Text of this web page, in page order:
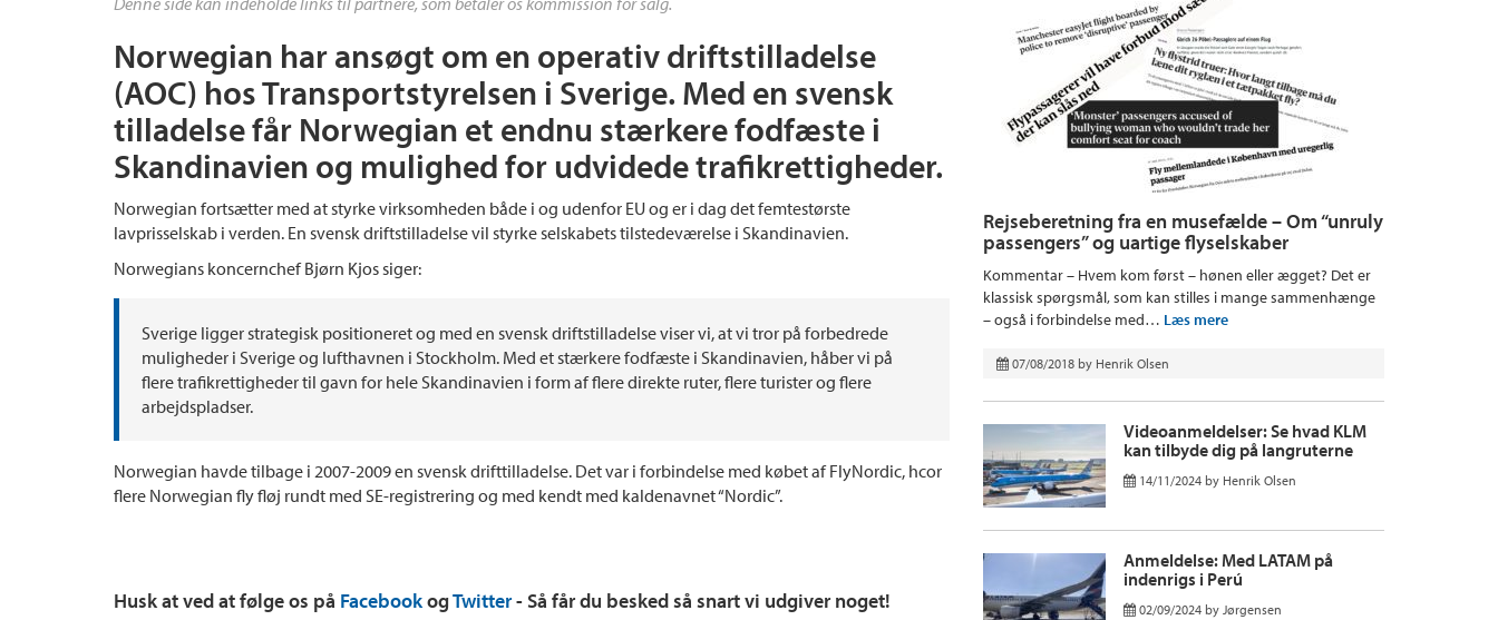
Norwegian har ansøgt om en operativ driftstilladelse
(AOC) hos Transportstyrelsen i Sverige. Med en svensk
tilladelse får Norwegian et endnu stærkere fodfæste i
Skandinavien og mulighed for udvidede trafikrettigheder.
Norwegian fortsætter med at styrke virksomheden både i og udenfor EU og er i dag det femtestørste
lavprisselskab i verden. En svensk driftstilladelse vil styrke selskabets tilstedeværelse i Skandinavien.
Norwegians koncernchef Bjørn Kjos siger:
Sverige ligger strategisk positioneret og med en svensk driftstilladelse viser vi, at vi tror på forbedrede
muligheder i Sverige og lufthavnen i Stockholm. Med et stærkere fodfæste i Skandinavien, håber vi på
flere trafikrettigheder til gavn for hele Skandinavien i form af flere direkte ruter, flere turister og flere
arbejdspladser.
Norwegian havde tilbage i 2007-2009 en svensk drifttilladelse. Det var i forbindelse med købet af FlyNordic, hcor
flere Norwegian fly fløj rundt med SE-registrering og med kendt med kaldenavnet “Nordic”.
Husk at ved at følge os på FacebookogTwitter- Så får du besked så snart vi udgiver noget!
Rejseberetning fra en musefælde – Om “unruly
passengers” og uartige flyselskaber
Kommentar – Hvem kom først – hønen eller ægget? Det er
klassisk spørgsmål, som kan stilles i mange sammenhænge
– også i forbindelse med… Læs mere
07/08/2018 by Henrik Olsen
Videoanmeldelser: Se hvad KLM
kan tilbyde dig på langruterne
14/11/2024 by Henrik Olsen
Anmeldelse: Med LATAM på
indenrigs i Perú
02/09/2024 by Jørgensen